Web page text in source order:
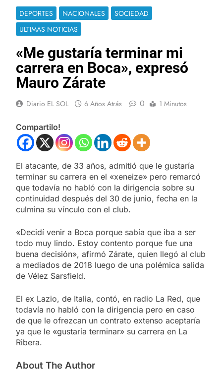
DEPORTES NACIONALES
SOCIEDAD
ULTIMAS NOTICIAS
«Me gustaría terminar mi
carrera en Boca», expresó
Mauro Zárate
Diario EL SOL 6 Años Atrás 0 1 Minutos
Compartilo!
El atacante, de 33 años, admitió que le gustaría
terminar su carrera en el «xeneize» pero remarcó
que todavía no habló con la dirigencia sobre su
continuidad después del 30 de junio, fecha en la
culmina su vínculo con el club.
«Decidí venir a Boca porque sabía que iba a ser
todo muy lindo. Estoy contento porque fue una
buena decisión», afirmó Zárate, quien llegó al club
a mediados de 2018 luego de una polémica salida
de Vélez Sarsfield.
El ex Lazio, de Italia, contó, en radio La Red, que
todavía no habló con la dirigencia pero en caso
de que le ofrezcan un contrato extenso aceptaría
ya que le «gustaría terminar» su carrera en La
Ribera.
About The Author